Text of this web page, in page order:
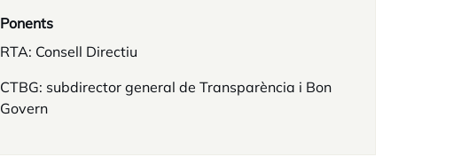
Ponents
RTA: Consell Directiu
CTBG: subdirector general de Transparència i Bon
Govern